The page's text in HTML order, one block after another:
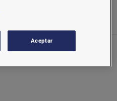
Aceptar